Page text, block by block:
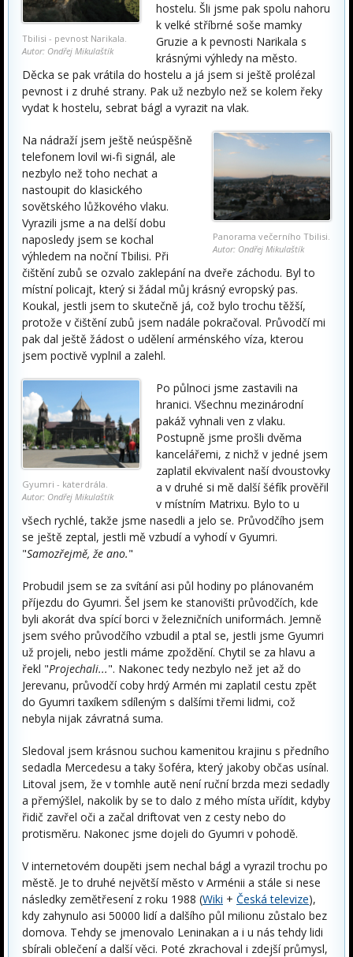
Tbilisi - pevnost Narikala.
Autor: Ondřej Mikulaštík
hostelu. Šli jsme pak spolu nahoru
k velké stříbrné soše mamky
Gruzie a k pevnosti Narikala s
krásnými výhledy na město.
Děcka se pak vrátila do hostelu a já jsem si ještě prolézal
pevnost i z druhé strany. Pak už nezbylo než se kolem řeky
vydat k hostelu, sebrat bágl a vyrazit na vlak.
Panorama večerního Tbilisi.
Autor: Ondřej Mikulaštík
Na nádraží jsem ještě neúspěšně
telefonem lovil wi-fi signál, ale
nezbylo než toho nechat a
nastoupit do klasického
sovětského lůžkového vlaku.
Vyrazili jsme a na delší dobu
naposledy jsem se kochal
výhledem na noční Tbilisi. Při
čištění zubů se ozvalo zaklepání na dveře záchodu. Byl to
místní policajt, který si žádal můj krásný evropský pas.
Koukal, jestli jsem to skutečně já, což bylo trochu těžší,
protože v čištění zubů jsem nadále pokračoval. Průvodčí mi
pak dal ještě žádost o udělení arménského víza, kterou
jsem poctivě vyplnil a zalehl.
Gyumri - katerdrála.
Autor: Ondřej Mikulaštík
Po půlnoci jsme zastavili na
hranici. Všechnu mezinárodní
pakáž vyhnali ven z vlaku.
Postupně jsme prošli dvěma
kancelářemi, z nichž v jedné jsem
zaplatil ekvivalent naší dvoustovky
a v druhé si mě další šéfík prověřil
v místním Matrixu. Bylo to u
všech rychlé, takže jsme nasedli a jelo se. Průvodčího jsem
se ještě zeptal, jestli mě vzbudí a vyhodí v Gyumri.
"Samozřejmě, že ano."
Probudil jsem se za svítání asi půl hodiny po plánovaném
příjezdu do Gyumri. Šel jsem ke stanovišti průvodčích, kde
byli akorát dva spící borci v železničních uniformách. Jemně
jsem svého průvodčího vzbudil a ptal se, jestli jsme Gyumri
už projeli, nebo jestli máme zpoždění. Chytil se za hlavu a
řekl "Projechali...". Nakonec tedy nezbylo než jet až do
Jerevanu, průvodčí coby hrdý Armén mi zaplatil cestu zpět
do Gyumri taxíkem sdíleným s dalšími třemi lidmi, což
nebyla nijak závratná suma.
Sledoval jsem krásnou suchou kamenitou krajinu s předního
sedadla Mercedesu a taky šoféra, který jakoby občas usínal.
Litoval jsem, že v tomhle autě není ruční brzda mezi sedadly
a přemýšlel, nakolik by se to dalo z mého místa uřídit, kdyby
řidič zavřel oči a začal driftovat ven z cesty nebo do
protisměru. Nakonec jsme dojeli do Gyumri v pohodě.
V internetovém doupěti jsem nechal bágl a vyrazil trochu po
městě. Je to druhé největší město v Arménii a stále si nese
následky zemětřesení z roku 1988 (Wiki + Česká televize),
kdy zahynulo asi 50000 lidí a dalšího půl milionu zůstalo bez
domova. Tehdy se jmenovalo Leninakan a i u nás tehdy lidi
sbírali oblečení a další věci. Poté zkrachoval i zdejší průmysl,